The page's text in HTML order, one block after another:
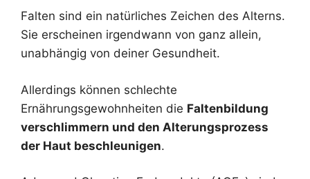
Falten sind ein natürliches Zeichen des Alterns.
Sie erscheinen irgendwann von ganz allein,
unabhängig von deiner Gesundheit.
Allerdings können schlechte
Ernährungsgewohnheiten die Faltenbildung
verschlimmern und den Alterungsprozess
der Haut beschleunigen.